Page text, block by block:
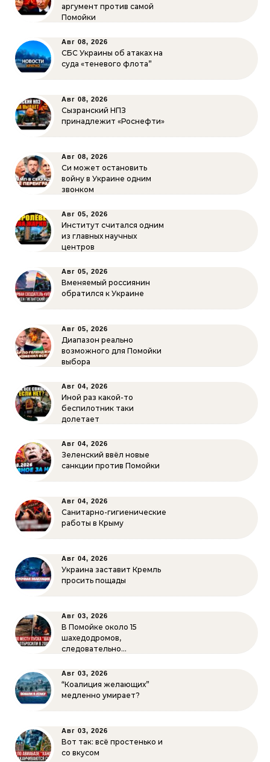
аргумент против самой
Помойки
Авг 08, 2026
СБС Украины об атаках на
суда «теневого флота”
Авг 08, 2026
Сызранский НПЗ
принадлежит «Роснефти»
Авг 08, 2026
Си может остановить
войну в Украине одним
звонком
Авг 05, 2026
Институт считался одним
из главных научных
центров
Авг 05, 2026
Вменяемый россиянин
обратился к Украине
Авг 05, 2026
Диапазон реально
возможного для Помойки
выбора
Авг 04, 2026
Иной раз какой-то
беспилотник таки
долетает
Авг 04, 2026
Зеленский ввёл новые
санкции против Помойки
Авг 04, 2026
Санитарно-гигиенические
работы в Крыму
Авг 04, 2026
Украина заставит Кремль
просить пощады
Авг 03, 2026
В Помойке около 15
шахедодромов,
следовательно…
Авг 03, 2026
“Коалиция желающих”
медленно умирает?
Авг 03, 2026
Вот так: всё простенько и
со вкусом